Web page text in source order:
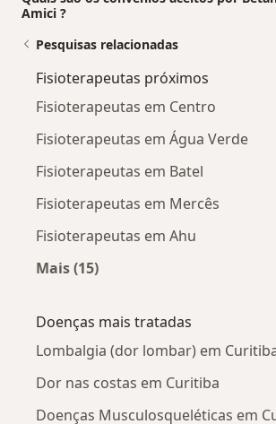
Amici ?
Pesquisas relacionadas
Fisioterapeutas próximos
Fisioterapeutas em Centro
Fisioterapeutas em Água Verde
Fisioterapeutas em Batel
Fisioterapeutas em Mercês
Fisioterapeutas em Ahu
Mais (15)
Doenças mais tratadas
Lombalgia (dor lombar) em
Dor nas costas em Curitiba
Doenças Musculosqueléticas em